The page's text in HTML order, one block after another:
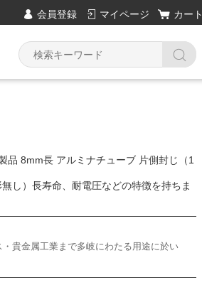
会員登録 マイページ カート
品 8mm長 アルミナチューブ 片側封じ（1
し）長寿命、耐電圧などの特徴を持ちま
貴金属工業まで多岐にわたる用途に於い